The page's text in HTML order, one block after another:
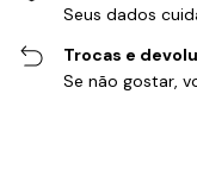
Seus dados
Trocas e
Se não gostar,